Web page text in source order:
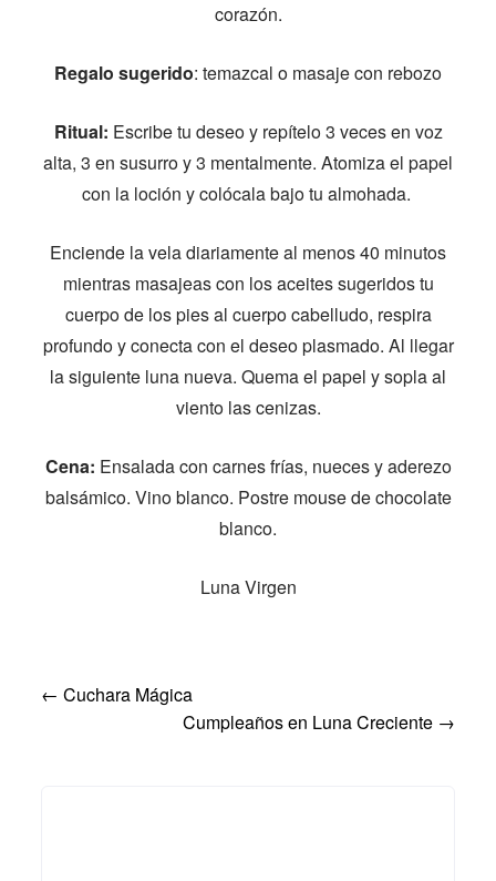
corazón.
Regalo sugerido: temazcal o masaje con rebozo
Ritual: Escribe tu deseo y repítelo 3 veces en voz
alta, 3 en susurro y 3 mentalmente. Atomiza el papel
con la loción y colócala bajo tu almohada.
Enciende la vela diariamente al menos 40 minutos
mientras masajeas con los aceites sugeridos tu
cuerpo de los pies al cuerpo cabelludo, respira
profundo y conecta con el deseo plasmado. Al llegar
la siguiente luna nueva. Quema el papel y sopla al
viento las cenizas.
Cena: Ensalada con carnes frías, nueces y aderezo
balsámico. Vino blanco. Postre mouse de chocolate
blanco.
Luna Virgen
Post
navigation
← Cuchara Mágica
Cumpleaños en Luna Creciente →